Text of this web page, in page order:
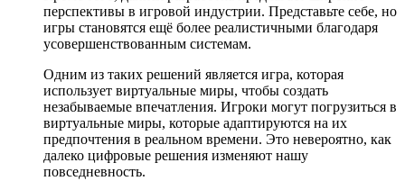
перспективы в игровой индустрии. Представьте себе, но
игры становятся ещё более реалистичными благодаря
усовершенствованным системам.
Одним из таких решений является игра, которая
использует виртуальные миры, чтобы создать
незабываемые впечатления. Игроки могут погрузиться в
виртуальные миры, которые адаптируются на их
предпочтения в реальном времени. Это невероятно, как
далеко цифровые решения изменяют нашу
повседневность.